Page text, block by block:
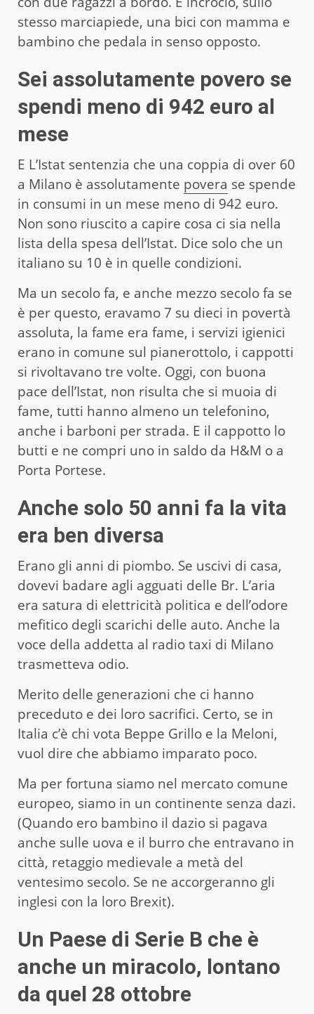
stesso marciapiede, una bici con mamma e
bambino che pedala in senso opposto.
Sei assolutamente povero se
spendi meno di 942 euro al
mese
E L’Istat sentenzia che una coppia di over 60
a Milano è assolutamente povera se spende
in consumi in un mese meno di 942 euro.
Non sono riuscito a capire cosa ci sia nella
lista della spesa dell’Istat. Dice solo che un
italiano su 10 è in quelle condizioni.
Ma un secolo fa, e anche mezzo secolo fa se
è per questo, eravamo 7 su dieci in povertà
assoluta, la fame era fame, i servizi igienici
erano in comune sul pianerottolo, i cappotti
si rivoltavano tre volte. Oggi, con buona
pace dell’Istat, non risulta che si muoia di
fame, tutti hanno almeno un telefonino,
anche i barboni per strada. E il cappotto lo
butti e ne compri uno in saldo da H&M o a
Porta Portese.
Anche solo 50 anni fa la vita
era ben diversa
Erano gli anni di piombo. Se uscivi di casa,
dovevi badare agli agguati delle Br. L’aria
era satura di elettricità politica e dell’odore
mefitico degli scarichi delle auto. Anche la
voce della addetta al radio taxi di Milano
trasmetteva odio.
Merito delle generazioni che ci hanno
preceduto e dei loro sacrifici. Certo, se in
Italia c’è chi vota Beppe Grillo e la Meloni,
vuol dire che abbiamo imparato poco.
Ma per fortuna siamo nel mercato comune
europeo, siamo in un continente senza dazi.
(Quando ero bambino il dazio si pagava
anche sulle uova e il burro che entravano in
città, retaggio medievale a metà del
ventesimo secolo. Se ne accorgeranno gli
inglesi con la loro Brexit).
Un Paese di Serie B che è
anche un miracolo, lontano
da quel 28 ottobre